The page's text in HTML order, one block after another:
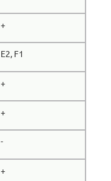
+
E2, F1
+
+
-
+